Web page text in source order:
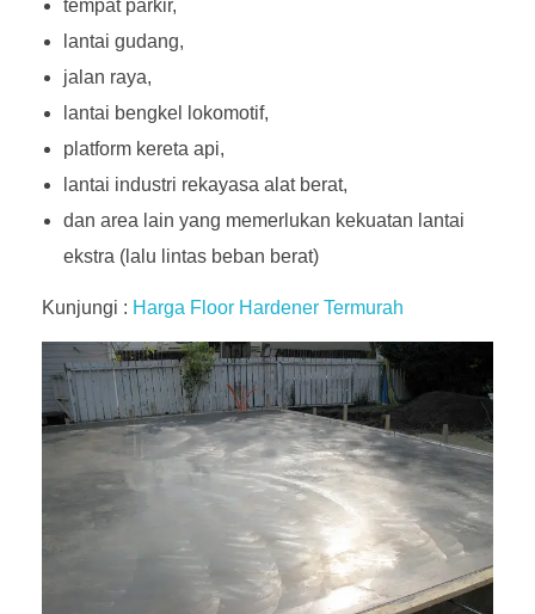
tempat parkir,
lantai gudang,
jalan raya,
lantai bengkel lokomotif,
platform kereta api,
lantai industri rekayasa alat berat,
dan area lain yang memerlukan kekuatan lantai
ekstra (lalu lintas beban berat)
Kunjungi : Harga Floor Hardener Termurah